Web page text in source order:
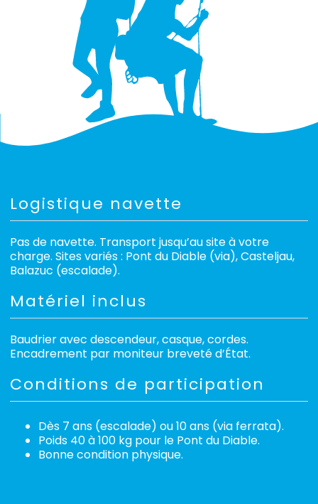
Logistique navette
Pas de navette. Transport jusqu’au site à votre
charge. Sites variés : Pont du Diable (via), Casteljau,
Balazuc (escalade).
Matériel inclus
Baudrier avec descendeur, casque, cordes.
Encadrement par moniteur breveté d’État.
Conditions de participation
Dès 7 ans (escalade) ou 10 ans (via ferrata).
Poids 40 à 100 kg pour le Pont du Diable.
Bonne condition physique.